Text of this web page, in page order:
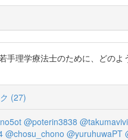
理学療法士のために、どのよ
(27)
@poterin3838
@chosu_chono @yuruhuwaPT